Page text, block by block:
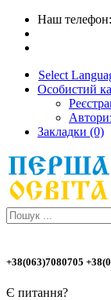
Наш
Select
Особистий
Закладки (0)
+38(063)7080705
Є питання?